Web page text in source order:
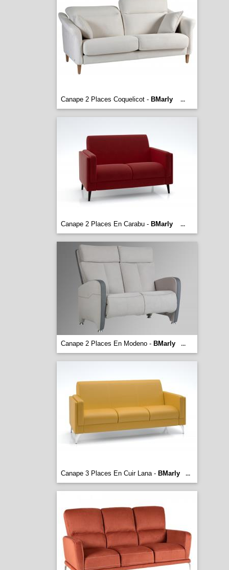
Canape 2 Places Coquelicot - BMarly ...
Canape 2 Places En Carabu - BMarly ...
Canape 2 Places En Modeno - BMarly ...
Canape 3 Places En Cuir Lana - BMarly ...